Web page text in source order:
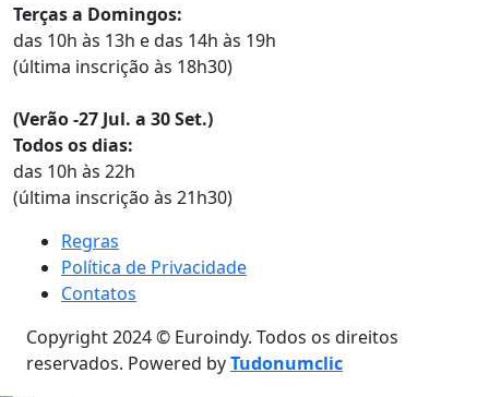
Terças a Domingos:
das 10h às 13h e das 14h às 19h
(última inscrição às 18h30)
(Verão -27 Jul. a 30 Set.)
Todos os dias:
das 10h às 22h
(última inscrição às 21h30)
Regras
Política de Privacidade
Contatos
Copyright 2024 © Euroindy. Todos os direitos
reservados. Powered byTudonumclic